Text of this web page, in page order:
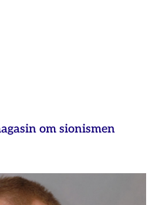
om sionismen